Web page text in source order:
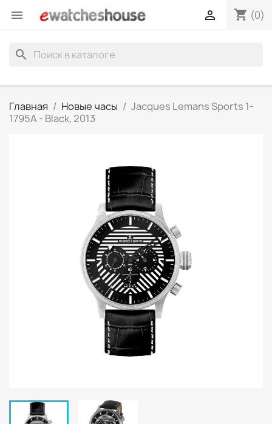
 shopping_cart (0)

search
Главная Новые часы
Jacques Lemans Sports 1-
1795A - Black, 2013